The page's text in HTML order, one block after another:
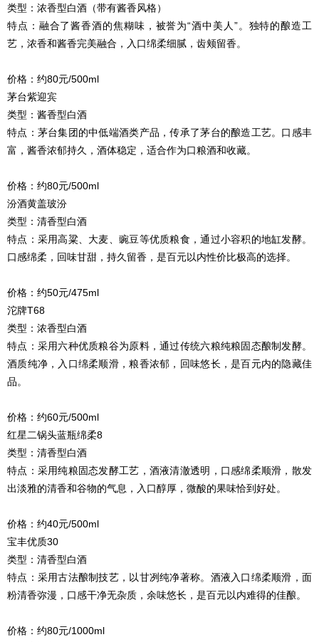
类型：浓香型白酒（带有酱香风格）
特点：融合了酱香酒的焦糊味，被誉为“酒中美人”。独特的酿造工
艺，浓香和酱香完美融合，入口绵柔细腻，齿颊留香。
价格：约80元/500ml
茅台紫迎宾
类型：酱香型白酒
特点：茅台集团的中低端酒类产品，传承了茅台的酿造工艺。口感丰
富，酱香浓郁持久，酒体稳定，适合作为口粮酒和收藏。
价格：约80元/500ml
汾酒黄盖玻汾
类型：清香型白酒
特点：采用高粱、大麦、豌豆等优质粮食，通过小容积的地缸发酵。
口感绵柔，回味甘甜，持久留香，是百元以内性价比极高的选择。
价格：约50元/475ml
沱牌T68
类型：浓香型白酒
特点：采用六种优质粮谷为原料，通过传统六粮纯粮固态酿制发酵。
酒质纯净，入口绵柔顺滑，粮香浓郁，回味悠长，是百元内的隐藏佳
品。
价格：约60元/500ml
红星二锅头蓝瓶绵柔8
类型：清香型白酒
特点：采用纯粮固态发酵工艺，酒液清澈透明，口感绵柔顺滑，散发
出淡雅的清香和谷物的气息，入口醇厚，微酸的果味恰到好处。
价格：约40元/500ml
宝丰优质30
类型：清香型白酒
特点：采用古法酿制技艺，以甘冽纯净著称。酒液入口绵柔顺滑，面
粉清香弥漫，口感干净无杂质，余味悠长，是百元以内难得的佳酿。
价格：约80元/1000ml